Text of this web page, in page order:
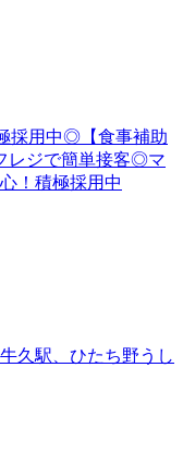
採用中◎【食事補助
レジで簡単接客◎マ
！積極採用中
久駅、ひたち野うし